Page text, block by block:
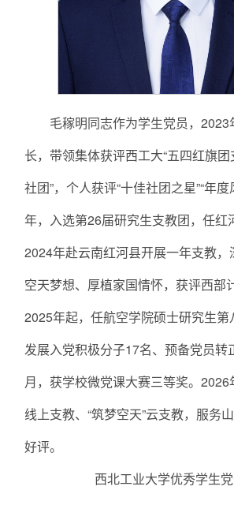
毛稼明同志作为学生党员，2023
长，带领集体获评西工大“五四红旗团
社团”，个人获评“十佳社团之星”“年
年，入选第26届研究生支教团，任红
2024年赴云南红河县开展一年支教
空天梦想、厚植家国情怀，获评西部
2025年起，任航空学院硕士研究生第
发展入党积极分子17名、预备党员转
月，获学校微党课大赛三等奖。
线上支教、“筑梦空天”云支教，服务
好评。
西北工业大学优秀学生